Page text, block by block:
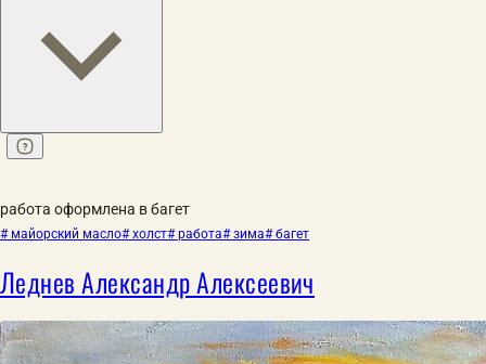
работа оформлена в багет
# майорский масло# холст# работа# зима# багет
Леднев Александр Алексеевич